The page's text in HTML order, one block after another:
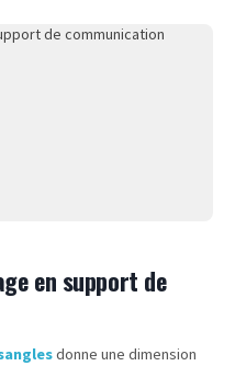
en support de
donne une dimension